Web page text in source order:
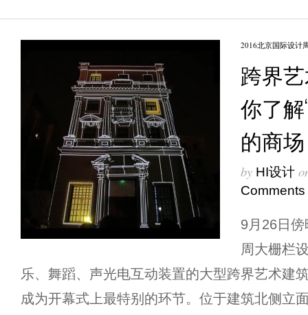
2016北京国际设计
跨界
你了
的商场
by HI设计
Comments
9月26日
周大栅栏
乐、舞蹈、声光电互动装置的大型跨界艺术建
成为开幕式上最特别的环节。位于建筑北侧立